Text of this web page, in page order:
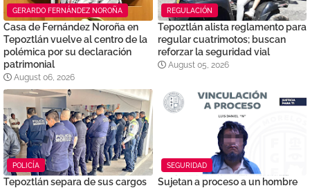
GERARDO FERNÁNDEZ NOROÑA
Casa de Fernández Noroña en
Tepoztlán vuelve al centro de la
polémica por su declaración
patrimonial
August 06, 2026
REGULACIÓN
Tepoztlán alista reglamento para
regular cuatrimotos; buscan
reforzar la seguridad vial
August 05, 2026
POLICÍA
Tepoztlán separa de sus cargos
SEGURIDAD
Sujetan a proceso a un hombre